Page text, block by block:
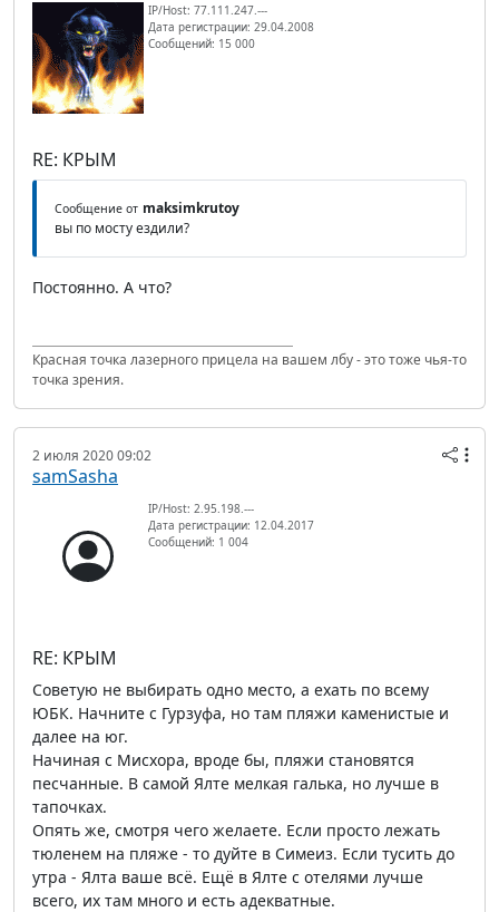
IP/Host: 77.111.247.---
Дата регистрации: 29.04.2008
Сообщений: 15 000
RE: КРЫМ
Сообщение от maksimkrutoy
вы по мосту ездили?
Постоянно. А что?
Красная точка лазерного прицела на вашем лбу - это тоже чья-то
точка зрения.
2 июля 2020 09:02
samSasha
IP/Host: 2.95.198.---
Дата регистрации: 12.04.2017
Сообщений: 1 004
RE: КРЫМ
Советую не выбирать одно место, а ехать по всему
ЮБК. Начните с Гурзуфа, но там пляжи каменистые и
далее на юг.
Начиная с Мисхора, вроде бы, пляжи становятся
песчанные. В самой Ялте мелкая галька, но лучше в
тапочках.
Опять же, смотря чего желаете. Если просто лежать
тюленем на пляже - то дуйте в Симеиз. Если тусить до
утра - Ялта ваше всё. Ещё в Ялте с отелями лучше
всего, их там много и есть адекватные.